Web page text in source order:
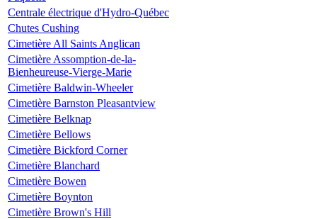
Centrale électrique d'Hydro-Québec
Chutes Cushing
Cimetière All Saints Anglican
Cimetière Assomption-de-la-
Bienheureuse-Vierge-Marie
Cimetière Baldwin-Wheeler
Cimetière Barnston Pleasantview
Cimetière Belknap
Cimetière Bellows
Cimetière Bickford Corner
Cimetière Blanchard
Cimetière Bowen
Cimetière Boynton
Cimetière Brown's Hill